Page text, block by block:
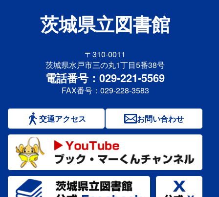
茨城県立図書館
〒310-0011
茨城県水戸市三の丸1丁目5番38号
電話番号：029-221-5569
FAX番号：029-228-3583
交通アクセス お問い合わせ